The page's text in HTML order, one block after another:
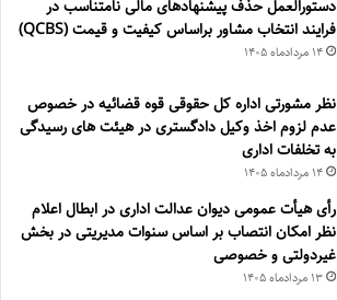
دستورالعمل حذف پيشنهادهای مالی نامتناسب در
فرايند انتخاب مشاور براساس كيفيت و قيمت (QCBS)
۱۴ مرداد‌ماه ۱۴۰۵
نظر مشورتی اداره کل حقوقی قوه قضائیه در خصوص
عدم لزوم اخذ وکیل دادگستری در هیئت های رسیدگی
به تخلفات اداری
۱۴ مرداد‌ماه ۱۴۰۵
رأی هیأت عمومی دیوان عدالت اداری در ابطال اعلام
نظر امکان انتصاب بر اساس سنوات مدیریتی در بخش
غیردولتی و خصوصی
۱۳ مرداد‌ماه ۱۴۰۵